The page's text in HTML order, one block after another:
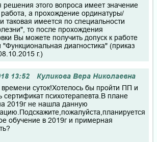
решения этого вопроса имеет значение
а прохождение ординатуры/
таковая имеется по специальности
то после прохождения
Вы можете получить допуск к работе
"Функциональная диагностика" (приказ
г.)
13:52
Куликова Вера Николаевна
времени суток!Хотелось бы пройти ПП и
сертификат психотерапевта.В плане
2019г не нашла данную
обучение в 2019г и примерная